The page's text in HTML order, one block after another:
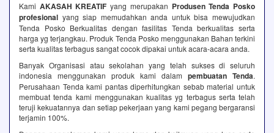
Kami AKASAH KREATIF yang merupakan Produsen Tenda Posko
profesional yang siap memudahkan anda untuk bisa mewujudkan
Tenda Posko Berkualitas dengan fasilitas Tenda berkualitas serta
harga yg terjangkau. Produk Tenda Posko menggunakan Bahan terkini
serta kualitas terbagus sangat cocok dipakai untuk acara-acara anda.
Banyak Organisasi atau sekolahan yang telah sukses di seluruh
indonesia menggunakan produk kami dalam pembuatan Tenda.
Perusahaan Tenda kami pantas diperhitungkan sebab material untuk
membuat tenda kami menggunakan kualitas yg terbagus serta telah
teruji kekuatannya dan setiap pekerjaan yang kami pegang bergaransi
terjamin 100%.